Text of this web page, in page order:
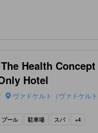
Health
Hotel
ヴァドケルト（ヴァドケル
プール 駐車場 スパ +4